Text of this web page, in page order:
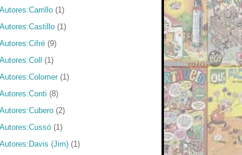
Autores:Carrillo (1)
Autores:Castillo (1)
Autores:Cifré (9)
Autores:Coll
(1)
Autores:Colomer (1)
Autores:Conti (8)
Autores:Cubero (2)
Autores:Cussó (1)
Autores:Davis (Jim) (1)